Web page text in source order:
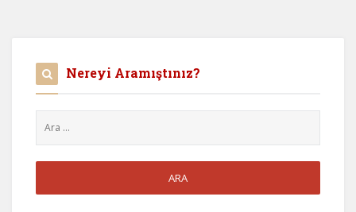
Nereyi Aramıştınız?